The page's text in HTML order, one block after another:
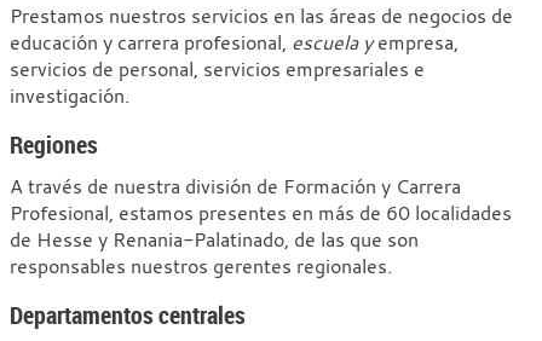
Prestamos nuestros servicios en las áreas de negocios de
educación y carrera profesional, escuela yempresa,
servicios de personal, servicios empresariales e
investigación.
Regiones
A través de nuestra división de Formación y Carrera
Profesional, estamos presentes en más de 60 localidades
de Hesse y Renania-Palatinado, de las que son
responsables nuestros gerentes regionales.
Departamentos centrales